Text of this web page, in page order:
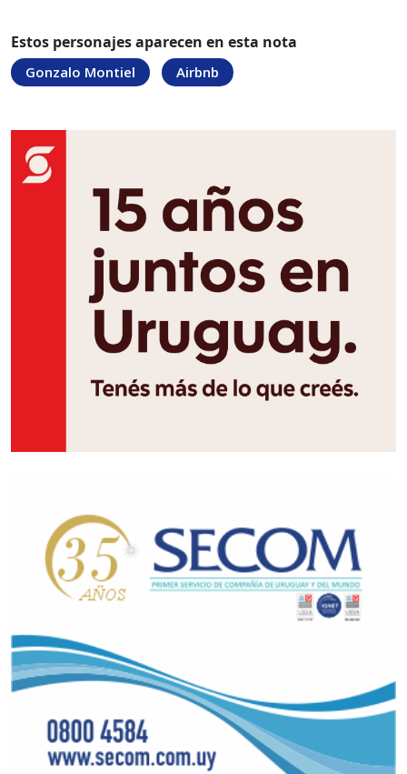
Estos personajes aparecen en esta nota
Gonzalo Montiel Airbnb